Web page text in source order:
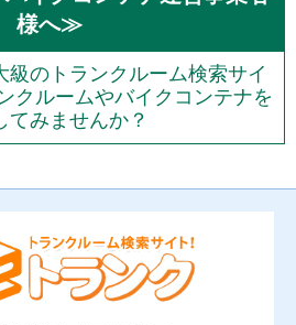
様へ≫
級のトランクルーム検索サイ
クルームやバイクコンテナを
てみませんか？